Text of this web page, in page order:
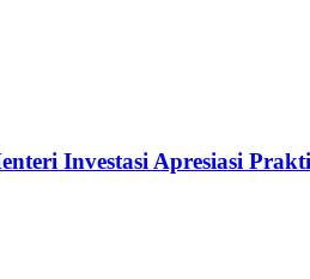
Investasi Apresiasi